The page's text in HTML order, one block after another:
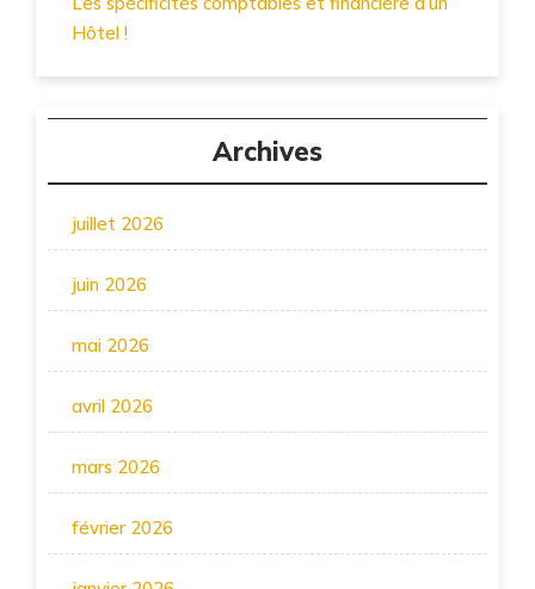
Hôtel !
Archives
juillet 2026
juin 2026
mai 2026
avril 2026
mars 2026
février 2026